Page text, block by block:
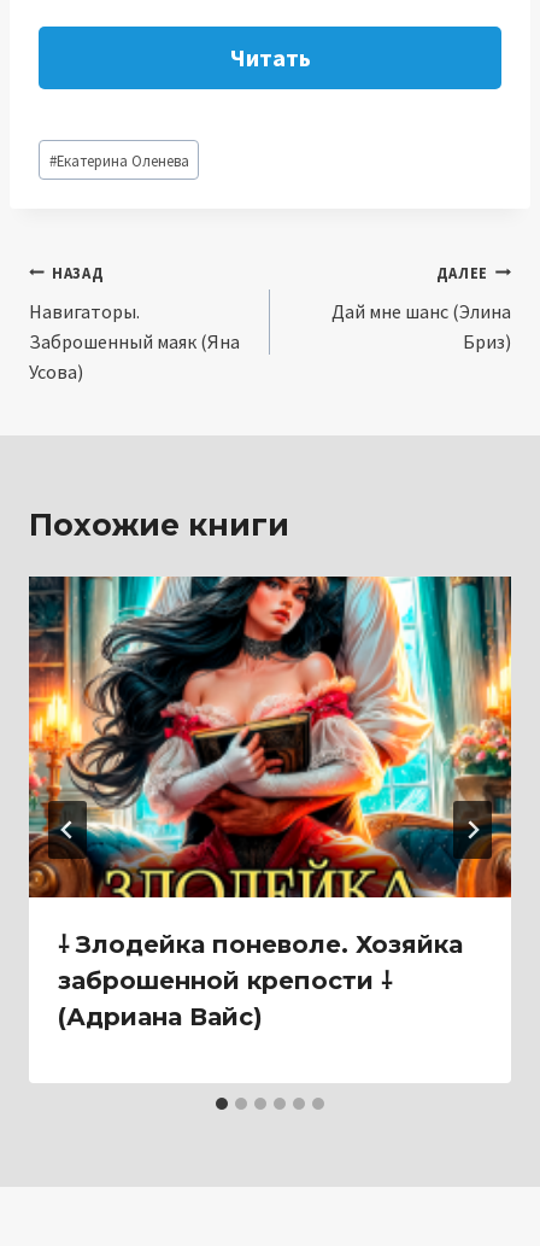
Читать
Метки
записи:
#Екатерина Оленева
Навигация
по
записям
НАЗАД
Навигаторы.
Заброшенный маяк (Яна
Усова)
ДАЛЕЕ
Дай мне шанс (Элина
Бриз)
Похожие книги
⸸ Злодейка поневоле. Хозяйка
заброшенной крепости ⸸
(Адриана Вайс)